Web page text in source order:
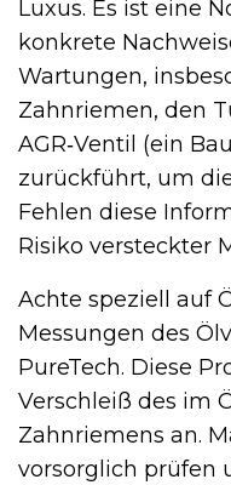
Luxus. Es ist eine
konkrete
Wartungen,
Zahnriemen, den
AGR‑Ventil (ein
zurückführt, um
Fehlen diese
Risiko versteckter
Achte speziell auf
Messungen des
PureTech. Diese
Verschleiß des im
Zahnriemens an.
vorsorglich prüfen